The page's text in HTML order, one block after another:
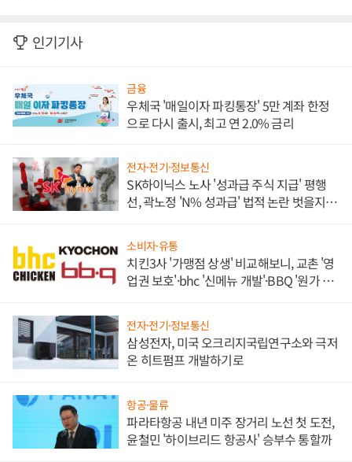
인기기사
금융
우체국 '매일이자 파킹통장' 5만 계좌 한정
으로 다시 출시, 최고 연 2.0% 금리
전자·전기·정보통신
SK하이닉스 노사 '성과급 주식 지급' 평행
선, 곽노정 'N% 성과급' 법적 논란 벗을지 주
소비자·유통
치킨3사 '가맹점 상생' 비교해보니, 교촌 '영
업권 보호'·bhc '신메뉴 개발'·BBQ '원가 부
전자·전기·정보통신
삼성전자, 미국 오크리지국립연구소와 극저
온 히트펌프 개발하기로
항공·물류
파라타항공 내년 미주 장거리 노선 첫 도전,
윤철민 '하이브리드 항공사' 승부수 통할까